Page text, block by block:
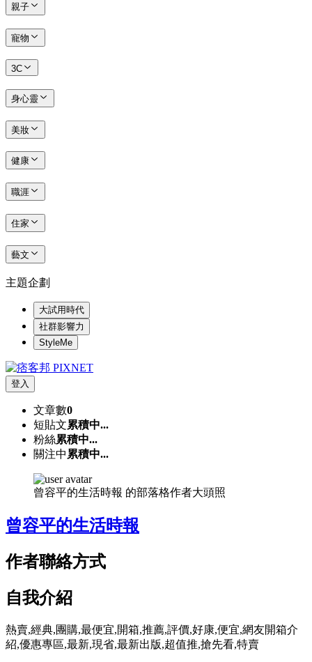
親子
寵物
3C
身心靈
美妝
健康
職涯
住家
藝文
主題企劃
大試用時代
社群影響力
StyleMe
登入
文章數0
短貼文累積中...
粉絲累積中...
關注中 累積中...
曾容平的生活時報 的部落格作者大頭照
曾容平的生活時報
作者聯絡方式
自我介紹
熱賣,經典,團購,最便宜,開箱,推薦,評價,好康,便宜,網友開箱介
紹,優惠專區,最新,現省,最新出版,超值推,搶先看,特賣